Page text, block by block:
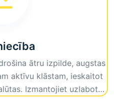
ātru izpilde, augstas
aktīvu klāstam, ieskaitot
Izmantojiet uzlabotus